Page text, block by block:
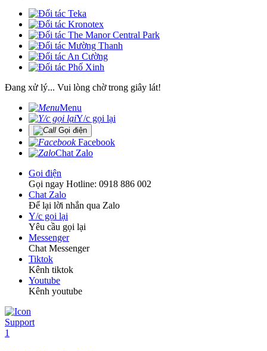
Đang xử lý... Vui lòng chờ trong giây lát!
Menu
Y/c gọi lại
Gọi điện
Facebook
Chat Zalo
Gọi điện
Gọi ngay Hotline: 0918 886 002
Chat Zalo
Để lại lời nhắn qua Zalo
Y/c gọi lại
Yêu cầu gọi lại
Messenger
Chat Messenger
Tiktok
Kênh tiktok
Youtube
Kênh youtube